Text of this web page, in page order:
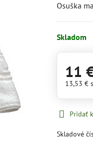
Osuška
Skladom
11
13,53 €
Pridať
Skladové